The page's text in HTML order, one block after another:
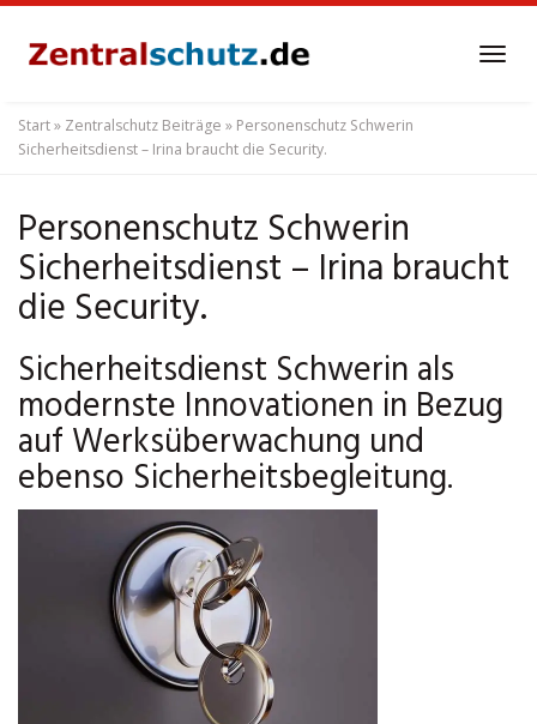
content
Start» Zentralschutz Beiträge » Personenschutz Schwerin
Sicherheitsdienst – Irina braucht die Security.
Personenschutz Schwerin
Sicherheitsdienst – Irina braucht
die Security.
Sicherheitsdienst Schwerin als
modernste Innovationen in Bezug
auf Werksüberwachung und
ebenso Sicherheitsbegleitung.